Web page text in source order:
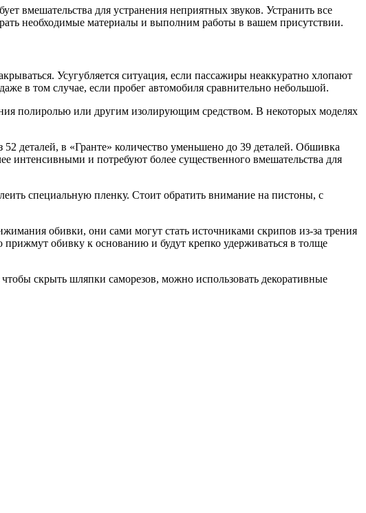
вмешательства для устранения неприятных звуков. Устранить все
необходимые материалы и выполним работы в вашем присутствии.
Усугубляется ситуация, если пассажиры неаккуратно хлопают
в том случае, если пробег автомобиля сравнительно небольшой.
полиролью или другим изолирующим средством. В некоторых моделях
деталей, в «Гранте» количество уменьшено до 39 деталей. Обшивка
интенсивными и потребуют более существенного вмешательства для
специальную пленку. Стоит обратить внимание на пистоны, с
обивки, они сами могут стать источниками скрипов из-за трения
прижмут обивку к основанию и будут крепко удерживаться в толще
скрыть шляпки саморезов, можно использовать декоративные